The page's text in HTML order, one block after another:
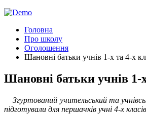
Головна
Про школу
Оголошення
Шановні батьки учнів 1-х та 4-х
Шановні батьки учнів 1-
Згуртований учительський та
підготували для першачків учні 4-х